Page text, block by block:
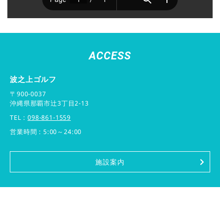
ACCESS
波之上ゴルフ
〒900-0037
沖縄県那覇市辻3丁目2-13
TEL :098-861-1559
営業時間 : 5:00～24:00
施設案内